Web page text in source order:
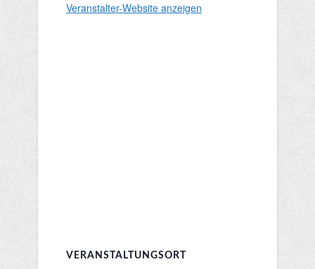
Veranstalter-Website anzeigen
VERANSTALTUNGSORT